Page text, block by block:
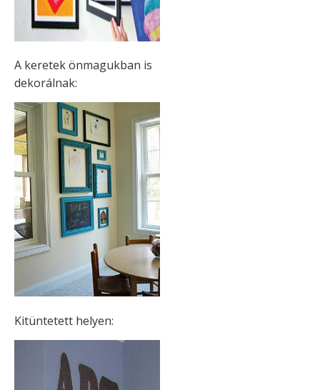
A keretek önmagukban is
dekorálnak:
Kitüntetett helyen: